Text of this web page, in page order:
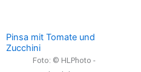
Pinsa mit Tomate und
Zucchini
Foto: © HLPhoto -